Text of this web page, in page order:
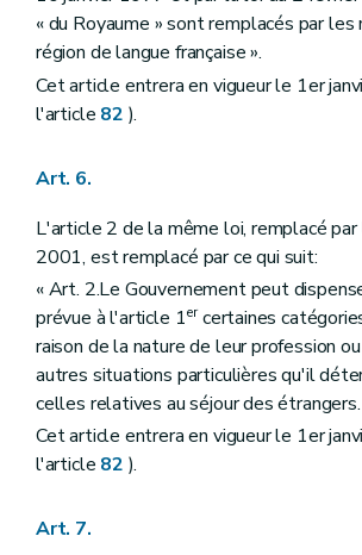
« du Royaume » sont remplacés par les
région de langue française ».
Cet article entrera en vigueur le 1er
l'article 82 ).
Art. 6.
L'article 2 de la même loi, remplacé
2001, est remplacé par ce qui suit:
« Art. 2.Le Gouvernement peut
prévue à l'article 1ercertaines
raison de la nature de leur profession
autres situations particulières qu'il
celles relatives au séjour des étrangers.
Cet article entrera en vigueur le 1er
l'article 82 ).
Art. 7.